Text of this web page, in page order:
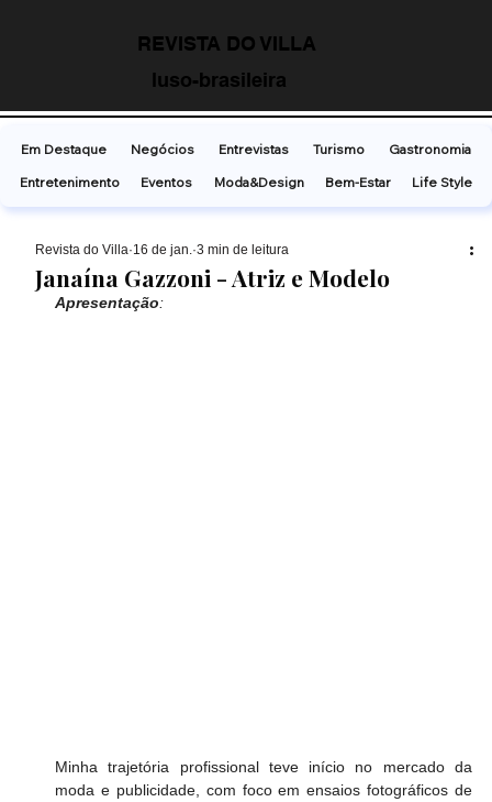
REVISTA DO VILLA
luso-brasileira
Janaína Gazzoni - Atriz e Modelo
Revista do Villa 16 de jan. 3 min de leitura
Apresentação:
Minha trajetória profissional teve início no mercado da
moda e publicidade, com foco em ensaios fotográficos de
Em Destaque Negócios Entrevistas Turismo
Gastronomia
Entretenimento
Eventos Moda&Design Bem-Estar Life Style